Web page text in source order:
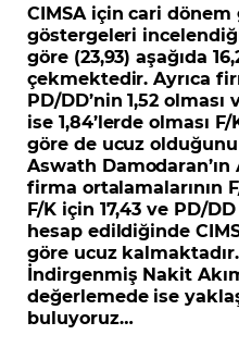
CIMSA için cari
göstergeleri
göre (23,93) aşağıda
çekmektedir. Ayrıca
PD/DD’nin 1,52
ise 1,84’lerde olması
göre de ucuz
Aswath
firma ortalamalarının
F/K için 17,43 ve PD/
hesap edildiğinde
göre ucuz kalmaktadır.
İndirgenmiş Nakit
değerlemede ise
buluyoruz…